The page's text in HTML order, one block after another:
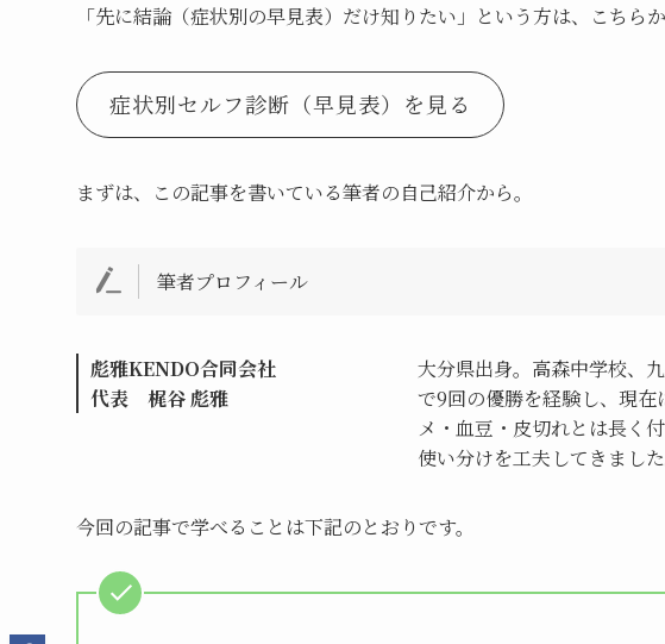
「先に結論（症状別の早見表）だけ知りたい」という方は、こちらか
症状別セルフ診断（早見表）を見る
まずは、この記事を書いている筆者の自己紹介から。
筆者プロフィール
彪雅KENDO合同会社
代表 梶谷 彪雅
大分県出身。高森中学校、
で9回の優勝を経験し、現
メ・血豆・皮切れとは長く
使い分けを工夫してきまし
今回の記事で学べることは下記のとおりです。